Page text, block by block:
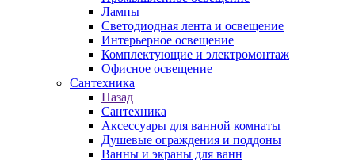
Лампы
Светодиодная лента и освещение
Интерьерное освещение
Комплектующие и электромонтаж
Офисное освещение
Сантехника
Назад
Сантехника
Аксессуары для ванной комнаты
Душевые ограждения и поддоны
Ванны и экраны для ванн